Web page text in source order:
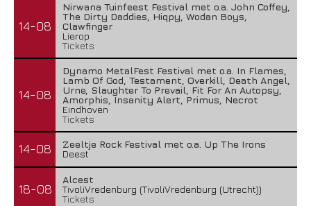
14-08
Nirwana Tuinfeest Festival met o.a. John Coffey,
The Dirty Daddies, Hiqpy, Wodan Boys,
Clawfinger
Lierop
Tickets
14-08
Dynamo MetalFest Festival met o.a. In Flames,
Lamb Of God, Testament, Overkill, Death Angel,
Urne, Slaughter To Prevail, Fit For An Autopsy,
Amorphis, Insanity Alert, Primus, Necrot
Eindhoven
Tickets
14-08
Zeeltje Rock Festival met o.a. Up The Irons
Deest
18-08
Alcest
TivoliVredenburg (TivoliVredenburg (Utrecht))
Tickets